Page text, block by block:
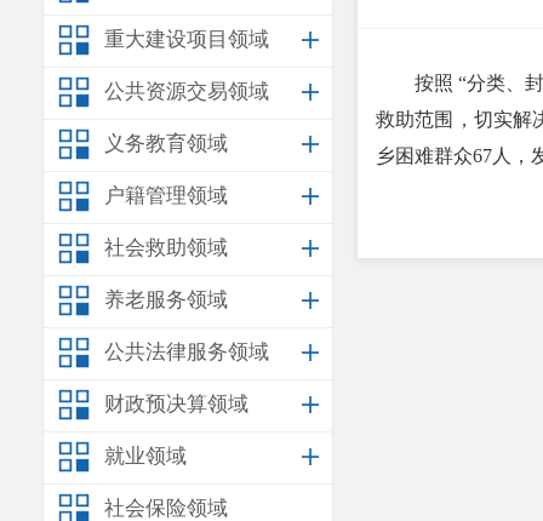
重大建设项目领域
公共资源交易领域
义务教育领域
户籍管理领域
社会救助领域
养老服务领域
公共法律服务领域
财政预决算领域
就业领域
社会保险领域
按照 “分类、
救助范围，切实解
乡困难群众67人，